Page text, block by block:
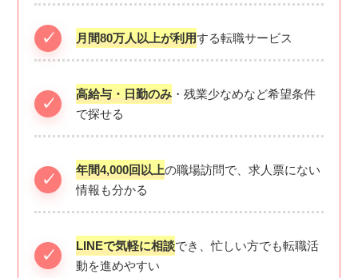
月間80万人以上が利用する転職サービス
高給与・日勤のみ ・残業少なめなど希望条件
で探せる
年間4,000回以上の職場訪問で、求人票にない
情報も分かる
LINEで気軽に相談でき、忙しい方でも転職活
動を進めやすい